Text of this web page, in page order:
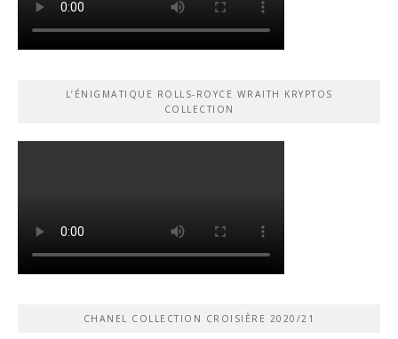
L’ÉNIGMATIQUE ROLLS-ROYCE WRAITH KRYPTOS
COLLECTION
CHANEL COLLECTION CROISIÈRE 2020/21